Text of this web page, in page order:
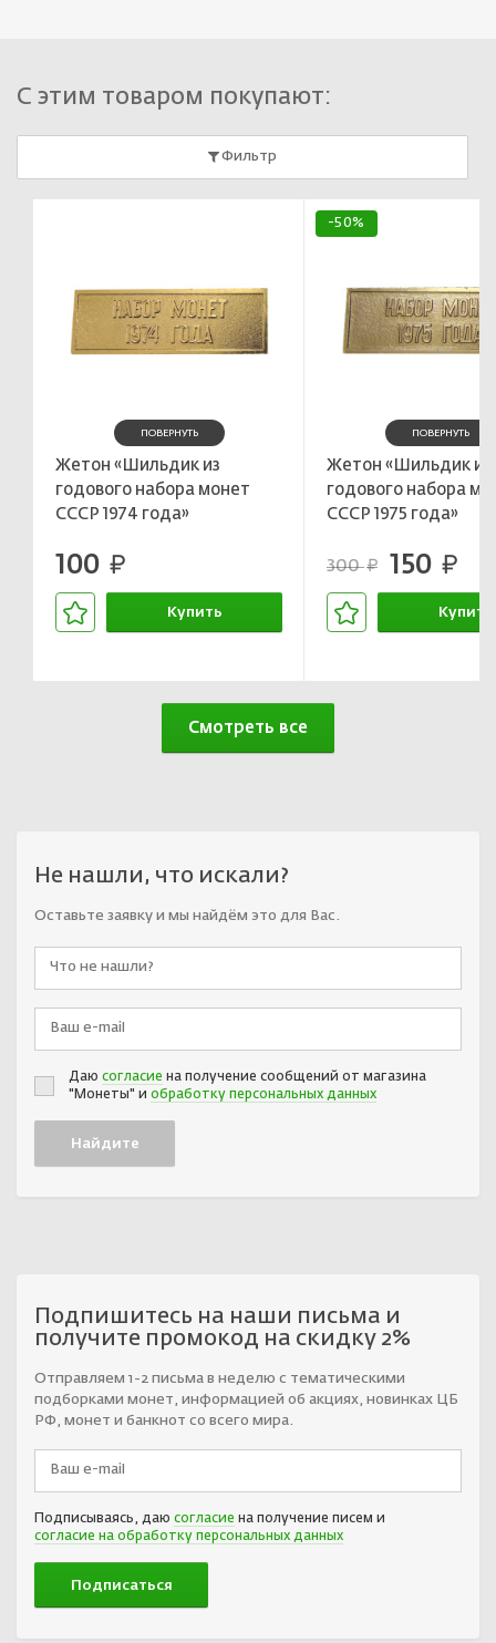
С этим товаром покупают:
Фильтр
ПОВЕРНУТЬ
Жетон «Шильдик из
годового набора монет
СССР 1974 года»
100 руб.
Купить
-50%
ПОВЕРНУТЬ
Жетон «Шильдик из
годового набора
СССР 1975 года»
300руб. 150 руб.
Купить
Смотреть все
Не нашли, что искали?
Оставьте заявку и мы найдём это для Вас.
Даю согласие на получение сообщений от магазина
"Монеты" и обработку персональных данных
Подпишитесь на наши письма и
получите промокод на скидку 2%
Отправляем 1-2 письма в неделю с тематическими
подборками монет, информацией об акциях, новинках ЦБ
РФ, монет и банкнот со всего мира.
Подписываясь, даю согласие на получение писем и
согласие на обработку персональных данных